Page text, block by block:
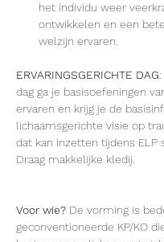
het individu weer
ontwikkelen en een
welzijn ervaren.
ERVARINGSGERICHTE DAG
dag ga je basisoefeningen
ervaren en krijg je de
lichaamsgerichte visie op
dat kan inzetten tijdens ELP
Draag makkelijke kledij.
Voor wie? De vorming is
geconventioneerde KP/KO